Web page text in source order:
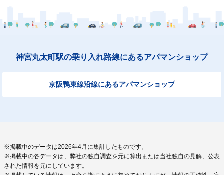
神宮丸太町駅の乗り入れ路線にあるアパマンショップ
京阪鴨東線沿線にあるアパマンショップ
※掲載中のデータは2026年4月に集計したものです。
※掲載中の各データは、弊社の独自調査を元に算出または当社独自の見解、公表
された情報を元にしています。